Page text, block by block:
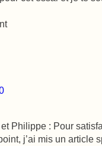
Philippe : Pour
j’ai mis un article